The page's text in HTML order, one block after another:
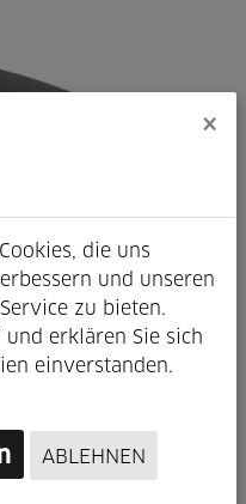
×
die uns
und unseren
zu bieten.
und erklären Sie sich
einverstanden.
ABLEHNEN